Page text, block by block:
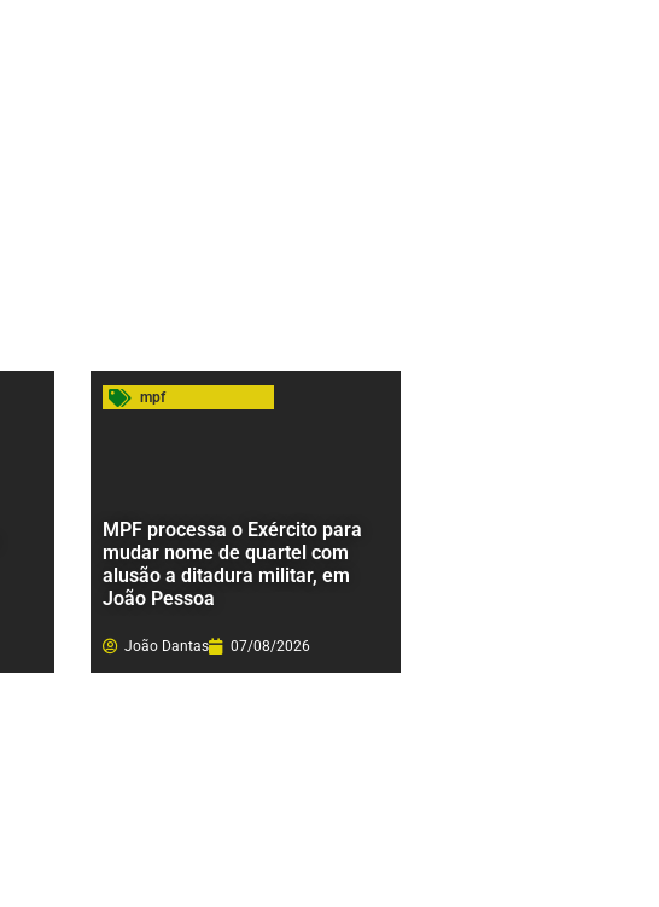
mpf
MPF processa o Exército para
mudar nome de quartel com
alusão a ditadura militar, em
João Pessoa
João Dantas 07/08/2026